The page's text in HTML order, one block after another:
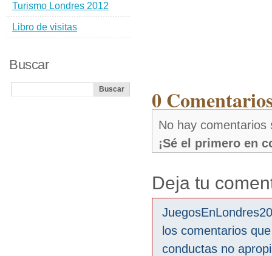
0
No hay comentarios
¡Sé el primero en
Deja tu
los comentarios
conductas no
Turismo Londres 2012
Libro de visitas
Buscar